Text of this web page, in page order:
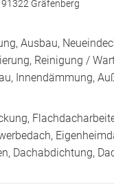
Gräfenberg
Ausbau,
Reinigung /
Innendämmung,
Dachabdichtung,